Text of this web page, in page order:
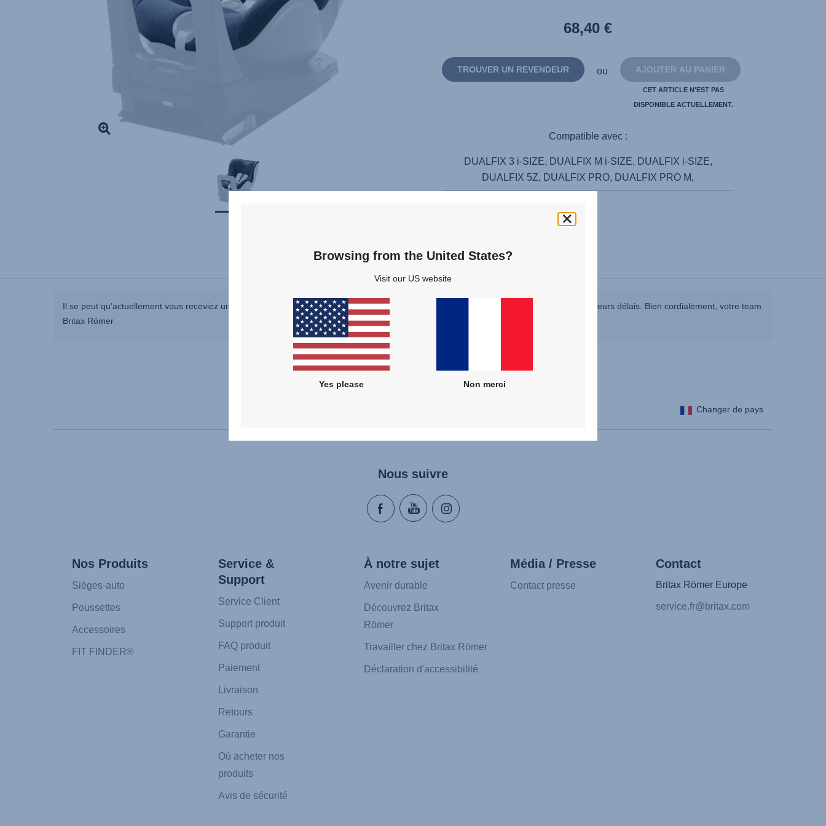
SWINGFIX
page.
68,40 €
AJOUTER AU PANIER
CET ARTICLE N'EST PAS
DISPONIBLE ACTUELLEMENT.
ou
TROUVER UN REVENDEUR
Compatible avec :
DUALFIX 3 i-SIZE, DUALFIX M i-SIZE, DUALFIX i-SIZE,
DUALFIX 5Z, DUALFIX PRO, DUALFIX PRO M,
Lire les commentaires Questions & Réponses
Il se peut qu’actuellement vous receviez une réponse plus tard que nous le souhaiterions, mais nous reviendrons vers vous dans les meilleurs délais. Bien cordialement, votre team
Britax Römer
Changer de pays
Nous suivre
Nos Produits
Sièges-auto
Poussettes
Accessoires
FIT FINDER®
Service &
Support
Service Client
Support produit
FAQ produit
Paiement
Livraison
Retours
Garantie
Où acheter nos
produits
Avis de sécurité
À notre sujet
Avenir durable
Découvrez Britax
Römer
Travailler chez Britax Römer
Déclaration d'accessibilité
Média / Presse
Contact presse
Contact
Britax Römer Europe
service.fr@britax.com
Browsing from the United States?
Visit our US website
Yes please Non merci